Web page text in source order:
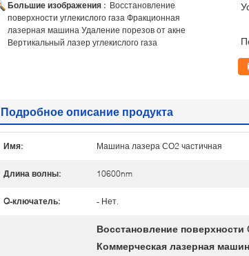
Большие изображения : Восстановление
поверхности углекислого газа Фракционная
лазерная машина Удаление порезов от акне
Вертикальный лазер углекислого газа
Подробное описание продукта
Имя: Машина лазера СО2 частичная
Длина волны: 10600nm
Q-ключатель: - Нет.
Восстановление
Коммерческая лазерная